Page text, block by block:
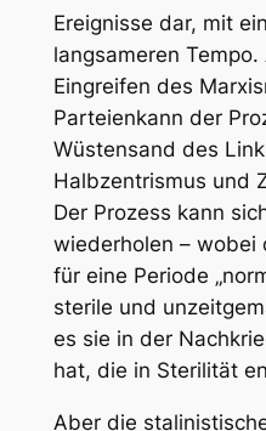
Ereignisse dar, mit
langsameren Tempo.
Eingreifen des
Parteienkann der
Wüstensand des
Halbzentrismus und
Der Prozess kann
wiederholen – wobei
für eine Periode
sterile und
es sie in der
hat, die in Sterilität
Aber die